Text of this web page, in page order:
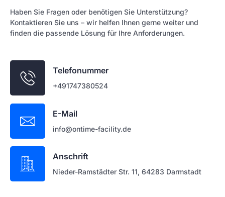
Haben Sie Fragen oder benötigen Sie Unterstützung?
Kontaktieren Sie uns – wir helfen Ihnen gerne weiter und
finden die passende Lösung für Ihre Anforderungen.
Telefonummer
+491747380524
E-Mail
info@ontime-facility.de
Anschrift
Nieder-Ramstädter Str. 11, 64283 Darmstadt